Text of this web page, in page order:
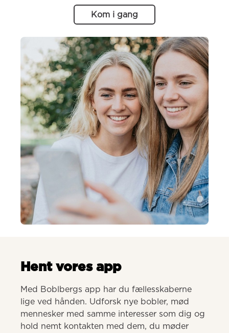
Kom i gang
Hent vores app
Med Boblbergs app har du fællesskaberne
lige ved hånden. Udforsk nye bobler, mød
mennesker med samme interesser som dig og
hold nemt kontakten med dem, du møder